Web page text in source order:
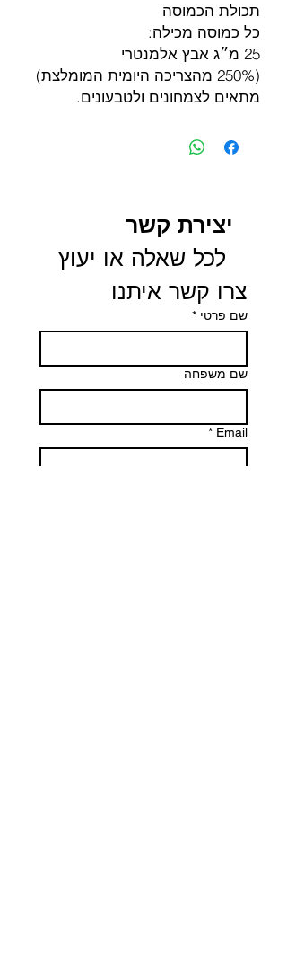
תכולת הכמוסה
כל כמוסה מכילה:
25 מ״ג אבץ אלמנטרי
(250% מהצריכה היומית המומלצת)
מתאים לצמחונים ולטבעונים.
יצירת קשר
צרו קשר איתנו
שם פרטי *
שם משפחה
Email
*